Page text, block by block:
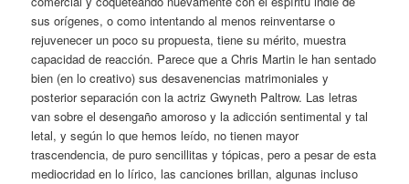
sus orígenes, o como intentando al menos reinventarse o
rejuvenecer un poco su propuesta, tiene su mérito, muestra
capacidad de reacción. Parece que a Chris Martin le han sentado
bien (en lo creativo) sus desavenencias matrimoniales y
posterior separación con la actriz Gwyneth Paltrow. Las letras
van sobre el desengaño amoroso y la adicción sentimental y tal
letal, y según lo que hemos leído, no tienen mayor
trascendencia, de puro sencillitas y tópicas, pero a pesar de esta
mediocridad en lo lírico, las canciones brillan, algunas incluso